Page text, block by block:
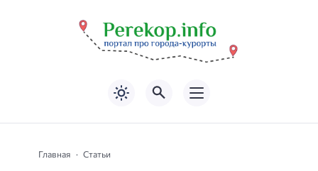
Главная Статьи